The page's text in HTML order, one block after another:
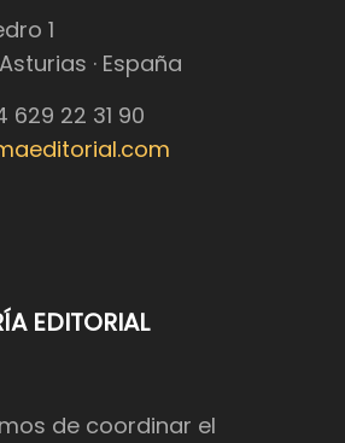
1
· España
629 22 31 90
EDITORIAL
de coordinar el